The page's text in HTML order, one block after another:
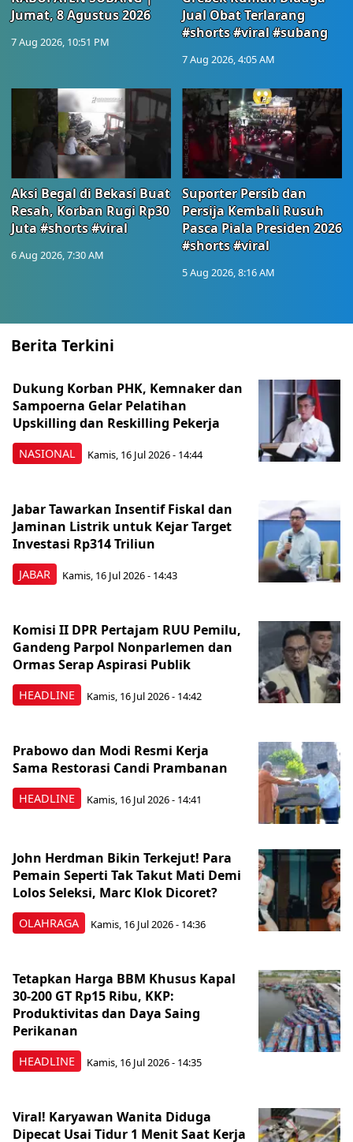
Jumat, 8 Agustus 2026
7 Aug 2026, 10:51 PM
Jual Obat Terlarang
#shorts #viral #subang
7 Aug 2026, 4:05 AM
Aksi Begal di Bekasi Buat
Resah, Korban Rugi Rp30
Juta #shorts #viral
6 Aug 2026, 7:30 AM
Suporter Persib dan
Persija Kembali Rusuh
Pasca Piala Presiden 2026
#shorts #viral
5 Aug 2026, 8:16 AM
Berita Terkini
NASIONAL
Dukung Korban PHK, Kemnaker dan
Sampoerna Gelar Pelatihan
Upskilling dan Reskilling Pekerja
Kamis, 16 Jul 2026 - 14:44
JABAR
Jabar Tawarkan Insentif Fiskal dan
Jaminan Listrik untuk Kejar Target
Investasi Rp314 Triliun
Kamis, 16 Jul 2026 - 14:43
HEADLINE
Komisi II DPR Pertajam RUU Pemilu,
Gandeng Parpol Nonparlemen dan
Ormas Serap Aspirasi Publik
Kamis, 16 Jul 2026 - 14:42
HEADLINE
Prabowo dan Modi Resmi Kerja
Sama Restorasi Candi Prambanan
Kamis, 16 Jul 2026 - 14:41
OLAHRAGA
John Herdman Bikin Terkejut! Para
Pemain Seperti Tak Takut Mati Demi
Lolos Seleksi, Marc Klok Dicoret?
Kamis, 16 Jul 2026 - 14:36
HEADLINE
Tetapkan Harga BBM Khusus Kapal
30-200 GT Rp15 Ribu, KKP:
Produktivitas dan Daya Saing
Perikanan
Kamis, 16 Jul 2026 - 14:35
Viral! Karyawan Wanita Diduga
Dipecat Usai Tidur 1 Menit Saat Kerja